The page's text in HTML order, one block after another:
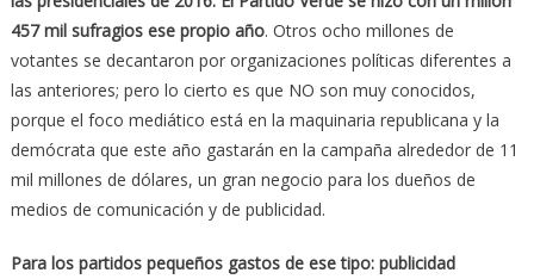
457 mil sufragios ese propio año. Otros ocho millones de
votantes se decantaron por organizaciones políticas diferentes a
las anteriores; pero lo cierto es que NO son muy conocidos,
porque el foco mediático está en la maquinaria republicana y la
demócrata que este año gastarán en la campaña alrededor de 11
mil millones de dólares, un gran negocio para los dueños de
medios de comunicación y de publicidad.
Para los partidos pequeños gastos de ese tipo: publicidad